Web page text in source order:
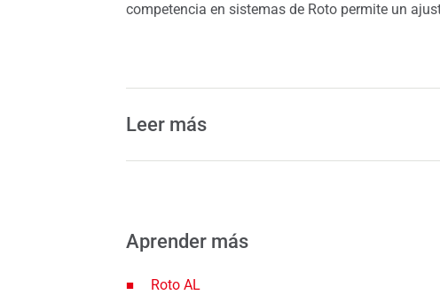
competencia en sistemas de Roto permite un
Leer más
Aprender más
Roto AL